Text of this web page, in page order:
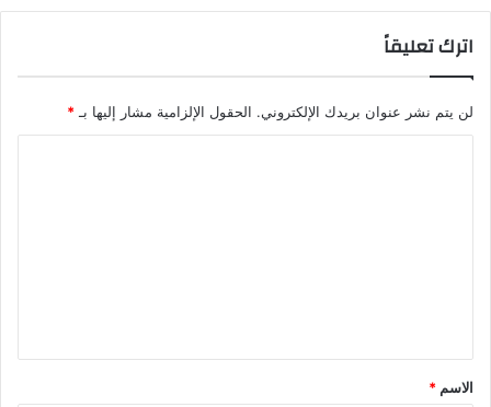
اترك تعليقاً
لن يتم نشر عنوان بريدك الإلكتروني. الحقول الإلزامية مشار إليها بـ*
*
الاسم *